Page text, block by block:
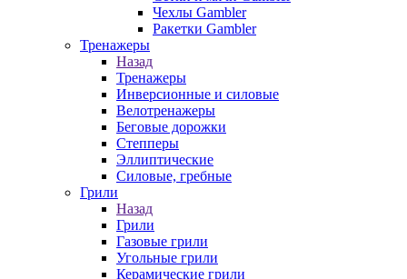
Чехлы Gambler
Ракетки Gambler
Тренажеры
Назад
Тренажеры
Инверсионные и силовые
Велотренажеры
Беговые дорожки
Степперы
Эллиптические
Силовые, гребные
Грили
Назад
Грили
Газовые грили
Угольные грили
Керамические грили